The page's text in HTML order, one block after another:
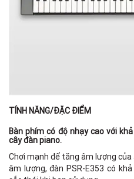
TÍNH NĂNG/ĐẶC ĐIỂM
Bàn phím có độ nhạy cao với
cây đàn piano.
Chơi mạnh để tăng âm lượng
âm lượng, đàn PSR-E353 có